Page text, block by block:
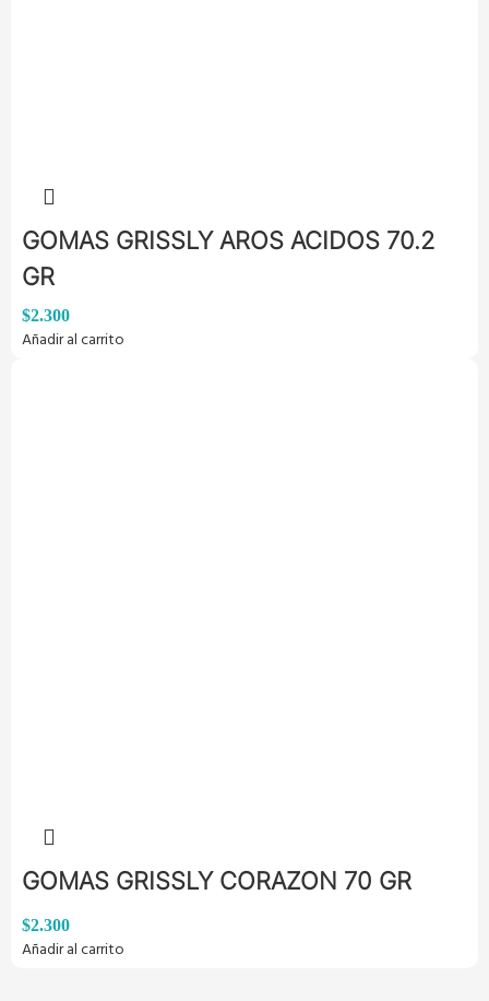
GOMAS GRISSLY AROS ACIDOS 70.2
GR
$2.300
Añadir al carrito
GOMAS GRISSLY CORAZON 70 GR
$2.300
Añadir al carrito